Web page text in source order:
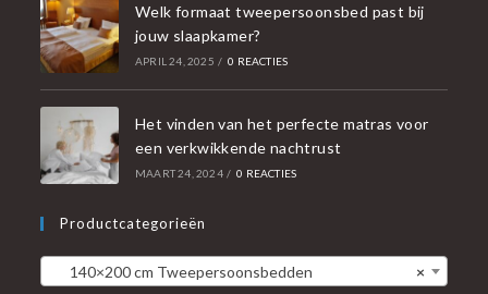
Welk formaat tweepersoonsbed past bij
jouw slaapkamer?
APRIL 24, 2025 / 0 REACTIES
Het vinden van het perfecte matras voor
een verkwikkende nachtrust
MAART 24, 2024 / 0 REACTIES
Productcategorieën
×
140×200 cm Tweepersoonsbedden